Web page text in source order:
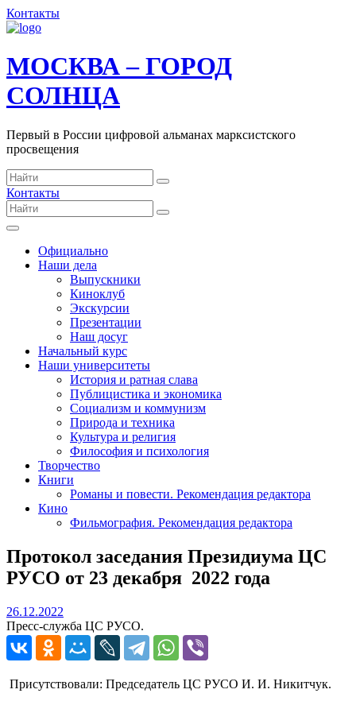
Контакты
МОСКВА – ГОРОД
СОЛНЦА
Первый в России цифровой альманах марксистского
просвещения
Контакты
Официально
Наши дела
Выпускники
Киноклуб
Экскурсии
Презентации
Наш досуг
Начальный курс
Наши университеты
История и ратная слава
Публицистика и экономика
Социализм и коммунизм
Природа и техника
Культура и религия
Философия и психология
Творчество
Книги
Романы и повести. Рекомендация редактора
Кино
Фильмография. Рекомендация редактора
Протокол заседания Президиума ЦС
РУСО от 23 декабря 2022 года
26.12.2022
Пресс-служба ЦС РУСО.
Присутствовали: Председатель ЦС РУСО И. И. Никитчук.